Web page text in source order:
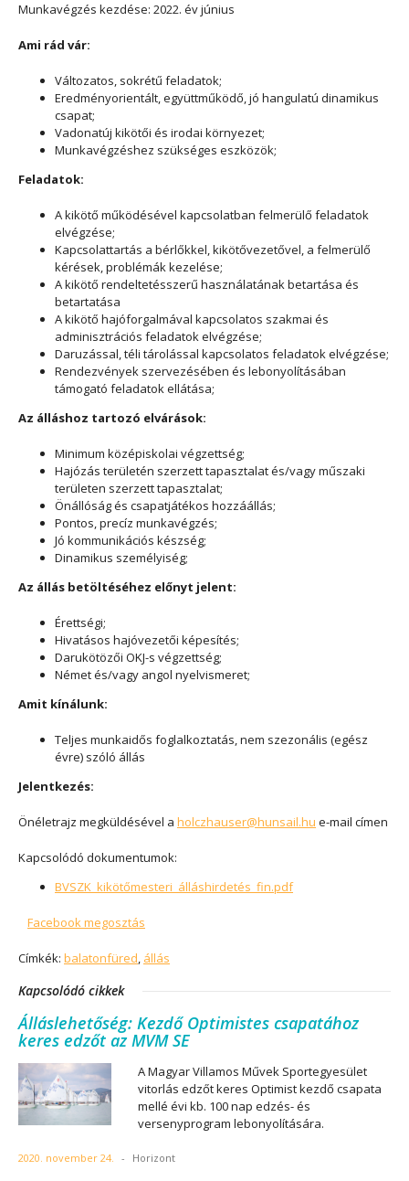
Munkavégzés kezdése: 2022. év június
Ami rád vár:
Változatos, sokrétű feladatok;
Eredményorientált, együttműködő, jó hangulatú dinamikus
csapat;
Vadonatúj kikötői és irodai környezet;
Munkavégzéshez szükséges eszközök;
Feladatok:
A kikötő működésével kapcsolatban felmerülő feladatok
elvégzése;
Kapcsolattartás a bérlőkkel, kikötővezetővel, a felmerülő
kérések, problémák kezelése;
A kikötő rendeltetésszerű használatának betartása és
betartatása
A kikötő hajóforgalmával kapcsolatos szakmai és
adminisztrációs feladatok elvégzése;
Daruzással, téli tárolással kapcsolatos feladatok elvégzése;
Rendezvények szervezésében és lebonyolításában
támogató feladatok ellátása;
Az álláshoz tartozó elvárások:
Minimum középiskolai végzettség;
Hajózás területén szerzett tapasztalat és/vagy műszaki
területen szerzett tapasztalat;
Önállóság és csapatjátékos hozzáállás;
Pontos, precíz munkavégzés;
Jó kommunikációs készség;
Dinamikus személyiség;
Az állás betöltéséhez előnyt jelent:
Érettségi;
Hivatásos hajóvezetői képesítés;
Darukötözői OKJ-s végzettség;
Német és/vagy angol nyelvismeret;
Amit kínálunk:
Teljes munkaidős foglalkoztatás, nem szezonális (egész
évre) szóló állás
Jelentkezés:
Önéletrajz megküldésével a holczhauser@hunsail.hu e-mail címen
Kapcsolódó dokumentumok:
BVSZK_kikötőmesteri_álláshirdetés_fin.pdf
Facebook megosztás
Címkék: balatonfüred, állás
Kapcsolódó cikkek
Álláslehetőség: Kezdő Optimistes csapatához
keres edzőt az MVM SE
A Magyar Villamos Művek Sportegyesület
vitorlás edzőt keres Optimist kezdő csapata
mellé évi kb. 100 nap edzés- és
versenyprogram lebonyolítására.
2020. november 24. - Horizont